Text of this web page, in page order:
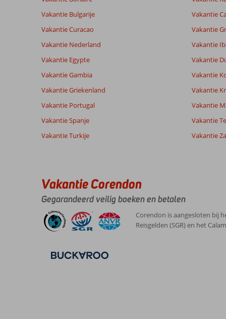
beoordelingen.
Totale score
Gebaseerd op:
208,9
Aanrader
Eten
Wifi
Ervaringen
van onze
klanten
Taal
Anoniem
Nederland
Gezin met jong(e) kind(eren)
,
03 augustus 2025
Rethymnon:
Goed
hotel
met
matig
zwembad
klein)
Ligging 8
Service
6
Prijs/kwaliteit 7
Eten
7
Kamers 7
Kindvriendelijk
Vakantie Bulgarije
Vakantie Curacao
Vakantie Nederland
Vakantie Egypte
Vakantie Gambia
Vakantie Griekenland
Vakantie Portugal
Vakantie Spanje
Vakantie Turkije
Vakantie
Vakantie
Vakantie
Vakantie
Vakantie
Vakantie
Vakantie
Vakantie
Vakantie
Vakantie Corendon
Gegarandeerd veilig boeken en betalen
Corendon is aangesloten bij
Reisgelden (SGR) en het